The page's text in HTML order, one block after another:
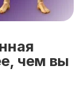
чем вы